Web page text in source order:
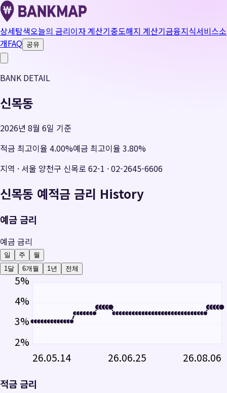
상세탐색오늘의 금리이자 계산기중도해지 계산기금융지식서비스소
개FAQ 공유
BANK DETAIL
신목동
2026년 8월 6일 기준
적금 최고이율 4.00%예금 최고이율 3.80%
지역 · 서울 양천구 신목로 62-1 ·02-2645-6606
신목동 예적금 금리 History
예금 금리
예금 금리
일 주
월
1달
6개월 1년 전체
5%
4%
3%
2%
26.05.14
26.06.25 26.08.06
적금 금리